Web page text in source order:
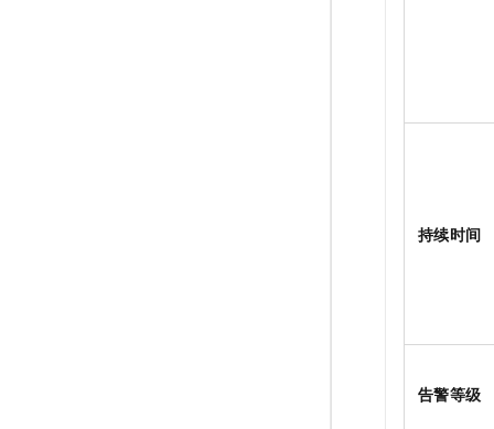
持续时间
告警等级